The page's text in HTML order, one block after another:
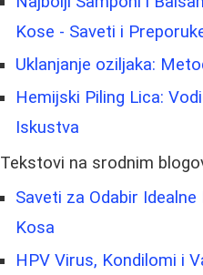
Kose - Saveti i
Uklanjanje oziljaka:
Hemijski Piling Lica:
Iskustva
Tekstovi na srodnim
Saveti za Odabir
Kosa
HPV Virus, Kondilomi i